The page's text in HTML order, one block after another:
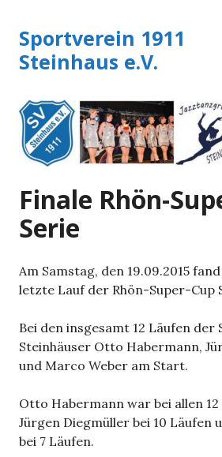
Inhalt
springen
Sportverein 1911
Steinhaus e.V.
Finale Rhön-
Serie
Am Samstag, den 19.09.2015
letzte Lauf der Rhön-Super-Cup
Bei den insgesamt 12 Läufen der
Steinhäuser Otto Habermann,
und Marco Weber am Start.
Otto Habermann war bei allen
Jürgen Diegmüller bei 10 Läufen
bei 7 Läufen.